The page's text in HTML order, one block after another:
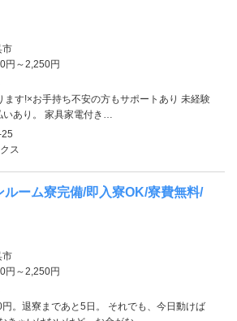
市
円～2,250円
ます!×お手持ち不安の方もサポートあり 未経験
あり。 家具家電付き…
ス
ルーム寮完備/即入寮OK/寮費無料/
市
円～2,250円
円。退寮まであと5日。 それでも、今日動けば